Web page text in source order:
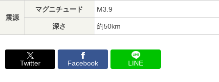
震源
マグニチュード M3.9
深さ 約50km
Twitter Facebook LINE